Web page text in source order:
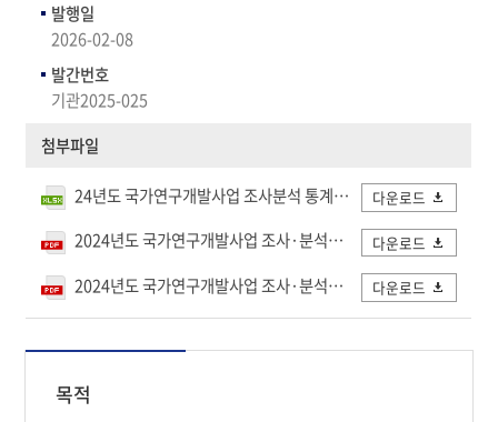
발행일
2026-02-08
발간번호
기관2025-025
첨부파일
24년도 국가연구개발사업 조사분석 통계표.xlsx 다운로드
2024년도 국가연구개발사업 조사·분석보고서.pdf 다운로드
2024년도 국가연구개발사업 조사·분석보고서_통계표.pdf 다운로드
목적